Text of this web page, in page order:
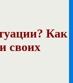
Как
своих